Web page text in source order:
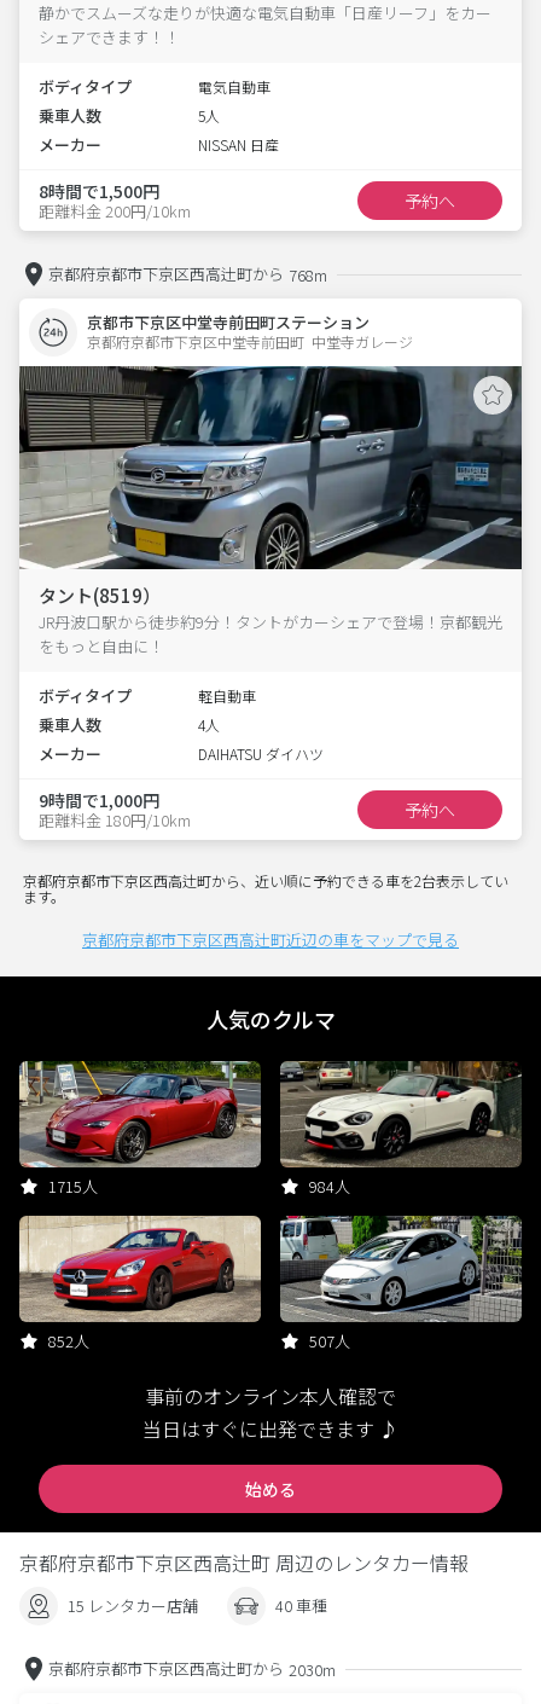
静かでスムーズな走りが快適な電気自動車「日産リーフ」をカー
シェアできます！！
ボディタイプ 電気自動車
乗車人数 5人
メーカー NISSAN 日産
8時間で1,500円
距離料金 200円/10km 予約へ
京都府京都市下京区西高辻町から 768m
京都市下京区中堂寺前田町ステーション
京都府京都市下京区中堂寺前田町  中堂寺ガレージ
タント(8519）
JR丹波口駅から徒歩約9分！タントがカーシェアで登場！京都観光
をもっと自由に！
ボディタイプ 軽自動車
乗車人数 4人
メーカー DAIHATSU ダイハツ
9時間で1,000円
距離料金 180円/10km 予約へ
京都府京都市下京区西高辻町から、近い順に予約できる車を2台表示してい
ます。
京都府京都市下京区西高辻町近辺の車をマップで見る
人気のクルマ
1715人 984人
852人 507人
事前のオンライン本人確認で
当日はすぐに出発できます ♪
始める
京都府京都市下京区西高辻町 周辺のレンタカー情報
15 レンタカー店舗 40 車種
京都府京都市下京区西高辻町から 2030m